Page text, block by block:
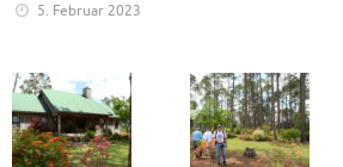
5. Februar 2023